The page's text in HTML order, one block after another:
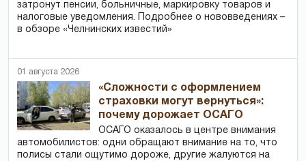
затронут пенсии, больничные, маркировку товаров и
налоговые уведомления. Подробнее о нововведениях –
в обзоре «Челнинских известий»
01 августа 2026
«Сложности с оформлением
страховки могут вернуться»:
почему дорожает ОСАГО
ОСАГО оказалось в центре внимания
автомобилистов: одни обращают внимание на то, что
полисы стали ощутимо дороже, другие жалуются на